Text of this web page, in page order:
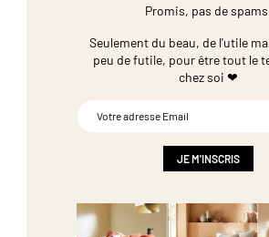
Promis, pas de
Seulement du beau, de l'utile
peu de futile, pour être tout le
chez soi ❤
JE M'INSCRIS